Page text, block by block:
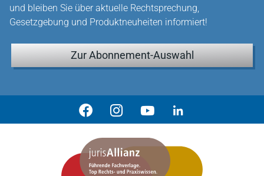
und bleiben Sie über aktuelle Rechtsprechung,
Gesetzgebung und Produktneuheiten informiert!
Zur Abonnement-Auswahl